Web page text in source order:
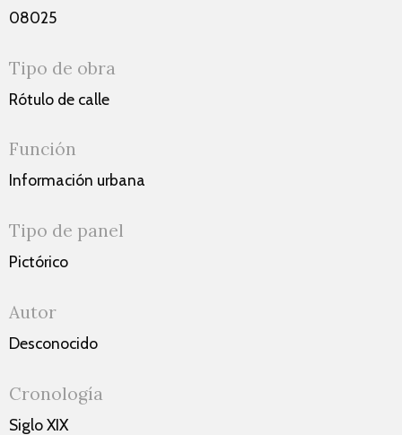
08025
Tipo de obra
Rótulo de calle
Función
Información urbana
Tipo de panel
Pictórico
Autor
Desconocido
Cronología
Siglo XIX